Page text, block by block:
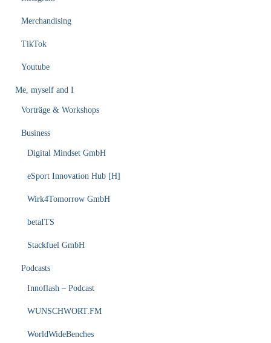
Merchandising
TikTok
Youtube
Me, myself and I
Vorträge & Workshops
Business
Digital Mindset GmbH
eSport Innovation Hub [H]
Wirk4Tomorrow GmbH
betaITS
Stackfuel GmbH
Podcasts
Innoflash – Podcast
WUNSCHWORT.FM
WorldWideBenches